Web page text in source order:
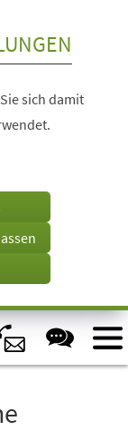
sich damit